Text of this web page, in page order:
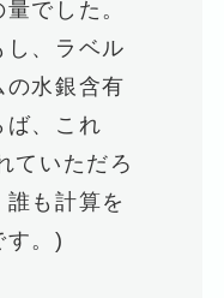
でした。
し、ラベル
の水銀含有
ば、これ
ていただろ
も計算を
す。)